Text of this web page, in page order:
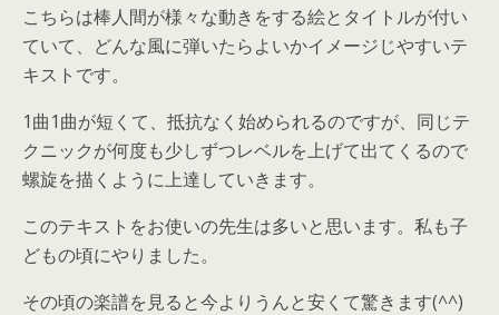
こちらは棒人間が様々な動きをする絵とタイトルが付い
ていて、どんな風に弾いたらよいかイメージじやすいテ
キストです。
1曲1曲が短くて、抵抗なく始められるのですが、同じテ
クニックが何度も少しずつレベルを上げて出てくるので
螺旋を描くように上達していきます。
このテキストをお使いの先生は多いと思います。私も子
どもの頃にやりました。
その頃の楽譜を見ると今よりうんと安くて驚きます(^^)